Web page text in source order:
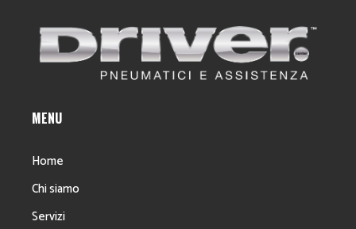
MENU
Home
Chi siamo
Servizi